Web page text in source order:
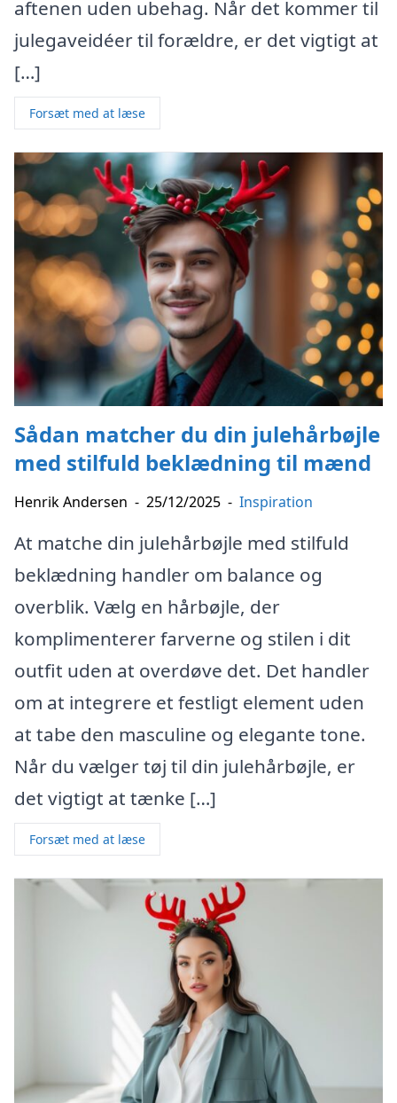
aftenen uden ubehag. Når det kommer til
julegaveidéer til forældre, er det vigtigt at
[…]
Forsæt med at læse
Sådan matcher du din julehårbøjle
med stilfuld beklædning til mænd
Henrik Andersen - 25/12/2025 - Inspiration
At matche din julehårbøjle med stilfuld
beklædning handler om balance og
overblik. Vælg en hårbøjle, der
komplimenterer farverne og stilen i dit
outfit uden at overdøve det. Det handler
om at integrere et festligt element uden
at tabe den masculine og elegante tone.
Når du vælger tøj til din julehårbøjle, er
det vigtigt at tænke […]
Forsæt med at læse